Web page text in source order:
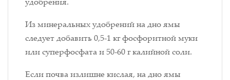
Из минеральных удобрений на дно ямы
следует добавить 0,5-1 кг фосфоритной муки
или суперфосфата и 50-60 г калийной соли.
Если почва излишне кислая, на дно ямы